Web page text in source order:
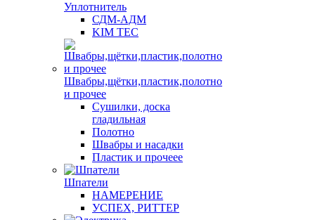
Уплотнитель
СДМ-АДМ
KIM TEC
Швабры,щётки,пластик,полотно
и прочее
Сушилки, доска
гладильная
Полотно
Швабры и насадки
Пластик и прочеее
Шпатели
НАМЕРЕНИЕ
УСПЕХ, РИТТЕР